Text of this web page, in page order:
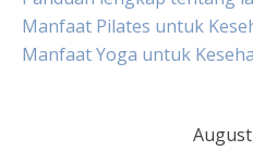
Manfaat Pilates untuk
Manfaat Yoga untuk